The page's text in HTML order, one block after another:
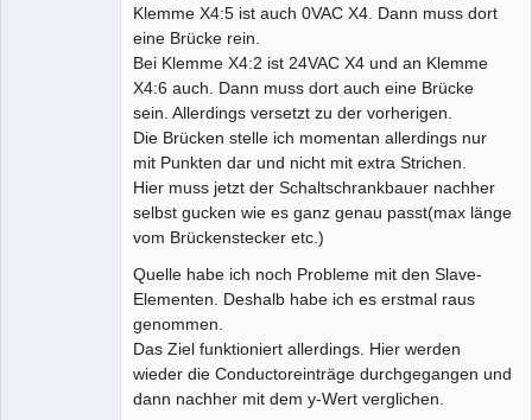
Klemme X4:5 ist auch 0VAC X4. Dann muss dort
eine Brücke rein.
Bei Klemme X4:2 ist 24VAC X4 und an Klemme
X4:6 auch. Dann muss dort auch eine Brücke
sein. Allerdings versetzt zu der vorherigen.
Die Brücken stelle ich momentan allerdings nur
mit Punkten dar und nicht mit extra Strichen.
Hier muss jetzt der Schaltschrankbauer nachher
selbst gucken wie es ganz genau passt(max länge
vom Brückenstecker etc.)
Quelle habe ich noch Probleme mit den Slave-
Elementen. Deshalb habe ich es erstmal raus
genommen.
Das Ziel funktioniert allerdings. Hier werden
wieder die Conductoreinträge durchgegangen und
dann nachher mit dem y-Wert verglichen.